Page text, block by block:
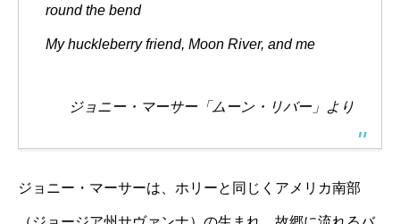
round the bend
My huckleberry friend, Moon River, and me
ジョニー・マーサー「ムーン・リバー」より
ジョニー・マーサーは、ホリーと同じくアメリカ南部